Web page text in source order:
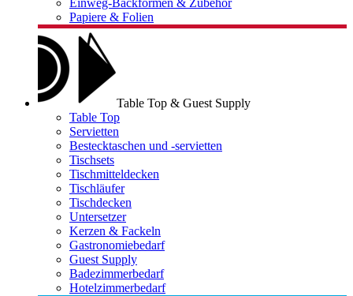
Einweg-Backformen & Zubehör
Papiere & Folien
Table Top & Guest Supply
Table Top
Servietten
Bestecktaschen und -servietten
Tischsets
Tischmitteldecken
Tischläufer
Tischdecken
Untersetzer
Kerzen & Fackeln
Gastronomiebedarf
Guest Supply
Badezimmerbedarf
Hotelzimmerbedarf